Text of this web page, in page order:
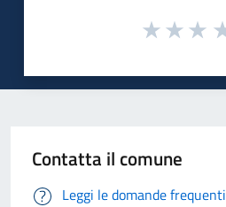
Contatta il comune
Leggi le domande frequenti